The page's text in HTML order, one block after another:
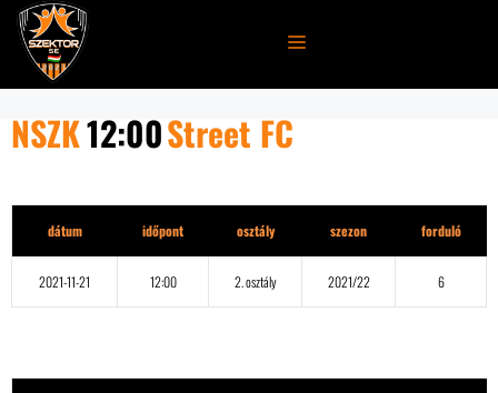
Kilépés
tartalomba
MENÜ
NSZK12:00Street FC
dátum időpont osztály szezon forduló
2021-11-21 12:00 2. osztály 2021/22 6